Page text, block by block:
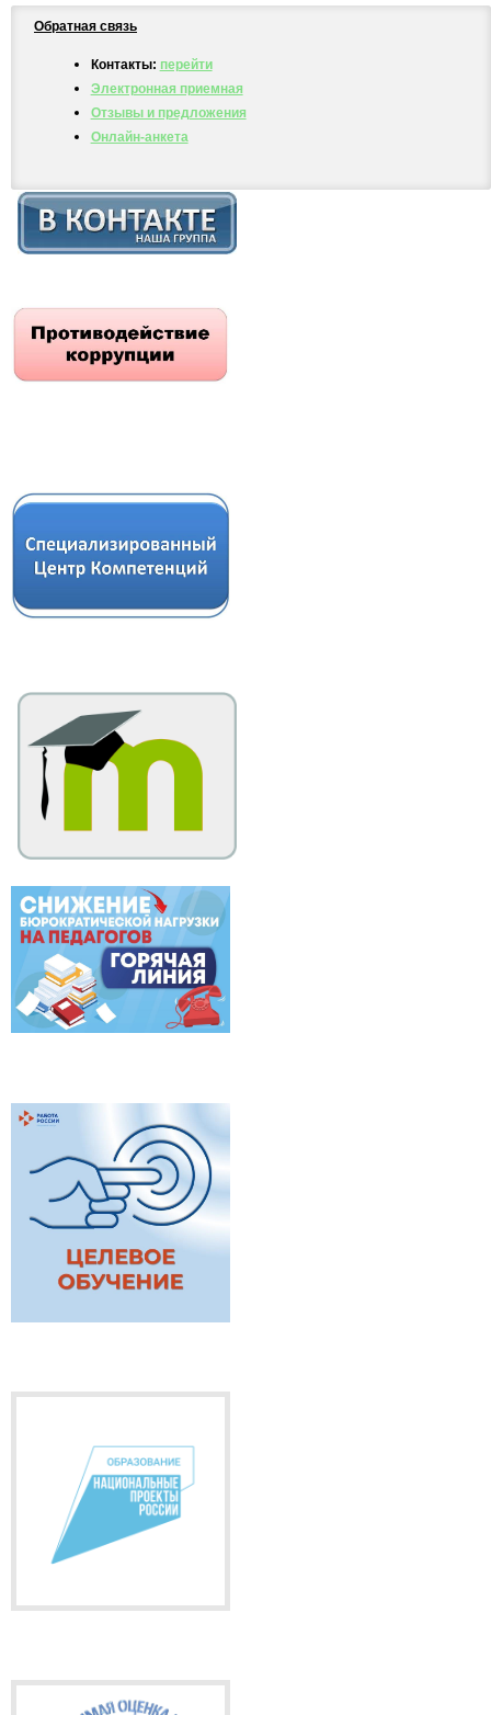
Обратная связь
Контакты: перейти
Электронная приемная
Отзывы и предложения
Онлайн-анкета